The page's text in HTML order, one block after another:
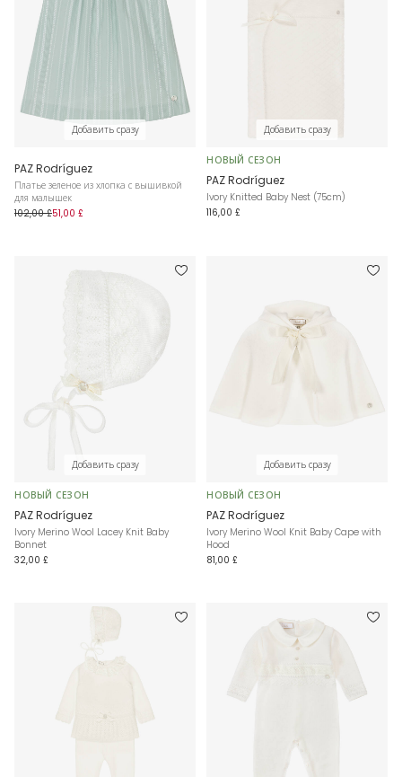
Добавить сразу
PAZ Rodríguez
Платье зеленое из хлопка с вышивкой
для малышек
102,00 £51,00 £
Добавить сразу
НОВЫЙ СЕЗОН
PAZ Rodríguez
Ivory Knitted Baby Nest (75cm)
116,00 £
Добавить сразу
НОВЫЙ СЕЗОН
PAZ Rodríguez
Ivory Merino Wool Lacey Knit Baby
Bonnet
32,00 £
Добавить сразу
НОВЫЙ СЕЗОН
PAZ Rodríguez
Ivory Merino Wool Knit Baby Cape with
Hood
81,00 £